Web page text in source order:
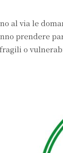
al via le
prendere
o